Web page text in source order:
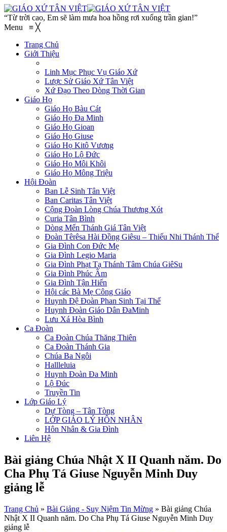
“Từ trời cao, Em sẽ làm mưa hoa hồng rơi xuống trần gian!”
Menu ≡ ╳
Trang Chủ
Giới Thiệu
Linh Mục Phục Vụ Giáo Xứ
Lược Sử Giáo Xứ Tân Việt
Xứ Đạo Theo Dòng Thời Gian
Giáo Họ
Giáo Họ Bàu Cát
Giáo Họ Đa Minh
Giáo Họ Gioan
Giáo Họ Giuse
Giáo Họ Kitô Vương
Giáo Họ Lộ Đức
Giáo Họ Môi Khôi
Giáo Họ Mông Triệu
Hội Đoàn
Ban Lễ Sinh Tân Việt
Ban Caritas Tân Việt
Cộng Đoàn Lòng Chúa Thương Xót
Curia Tân Bình
Dòng Mến Thánh Giá Tân Việt
Đoàn Têrêsa Hài Đồng Giêsu – Thiếu Nhi Thánh Thể
Gia Đình Con Đức Mẹ
Gia Đình Legio Maria
Gia Đình Phạt Tạ Thánh Tâm Chúa GiêSu
Gia Đình Phúc Âm
Gia Đình Tận Hiến
Hội các Bà Mẹ Công Giáo
Huynh Đệ Đoàn Phan Sinh Tại Thế
Huynh Đoàn Giáo Dân ĐaMinh
Lưu Xá Hòa Bình
Ca Đoàn
Ca Đoàn Chúa Thăng Thiên
Ca Đoàn Thánh Gia
Chúa Ba Ngôi
Hallleluia
Huynh Đoàn Đa Minh
Lộ Đúc
Truyền Tin
Lớp Giáo Lý
Dự Tòng – Tân Tòng
LỚP GIÁO LÝ HÔN NHÂN
Hôn Nhân & Gia Đình
Liên Hệ
Bài giảng Chúa Nhật X II Quanh năm. Do
Cha Phụ Tá Giuse Nguyễn Minh Duy
giảng lễ
Trang Chủ » Bài Giảng - Suy Niệm Tin Mừng » Bài giảng Chúa
Nhật X II Quanh năm. Do Cha Phụ Tá Giuse Nguyễn Minh Duy
giảng lễ